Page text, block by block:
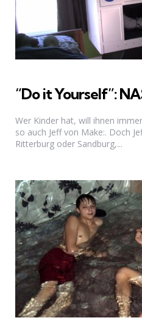
“Do it Yourself”:
Wer Kinder hat, will ihnen
so auch Jeff von Make:. Doch
Ritterburg oder Sandburg,...